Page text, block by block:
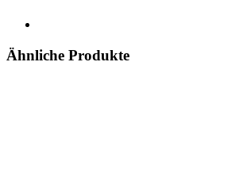
Ähnliche Produkte